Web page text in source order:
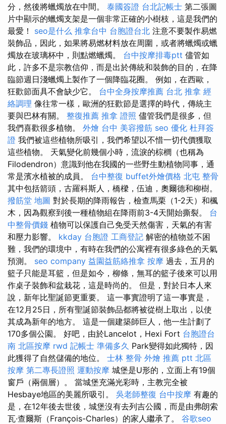
分，然後將蠟燭放在中間。 泰國簽證 台北記帳士 第二張圖
片中顯示的蠟燭支架是一個非常正確的小樹枝，這是我們的
最愛！ seo是什么 推拿台中 台胞證台北 注意不要製作易燃
裝飾品，因此，如果將易燃材料放在周圍，或者將蠟燭或蠟
燭放在玻璃杯中，則點燃蠟燭。 台中按摩排毒ptt 儘管如
此，許多不是宗教信仰，而是出於傳統和裝飾的目的，在降
臨節週日淺蠟燭上製作了一個降臨花圈。 例如，在西歐，
狂歡節面具不會缺少它。 台中全身按摩推薦 台北 推拿 經
絡調理 像往常一樣，歐洲的狂歡節是選擇的時代，傳統主
要與巴林有關。 整復推薦 推拿 證照 儘管我們是很多，但
我們喜歡很多植物。 外燴 台中 美容撥筋 seo 優化 杜拜簽
證 我們被這些植物所吸引，我們希望以不惜一切代價獲取
這些植物。 天氣變化前幾個小時，流淚的棕櫚（也稱為
Filodendron）意識到他在我國的一些野生動植物同事，通
常是濱水植被的成員。 台中整復 buffet外燴價格 北屯 整骨
其中包括箭頭，古羅科斯人，橋樑，伍迪，奧爾德和柳樹。
撥筋堂 地圖 對於長期的降雨報告，檢查馬栗（1-2天）和楓
木，因為觀察到後一種植物組在降雨前3-4天開始撕裂。 台
中整骨價錢 植物可以保護自己免受天然傷害，天氣的有害
和壓力影響。 kkday 台胞證 工商登記 解密的植物並不困
難，我們的環境中，有時在我們的公寓裡有很多綠色的天氣
預測。 seo company 益園益筋絡推拿 按摩 過去，五月的
籃子只能是耳籃，但是如今，柳條，無耳的籃子後來可以用
作桌子裝飾和盆栽花，這是時尚的。 但是，對於日本人來
說，新年比聖誕節更重要。 這一事實證明了這一事實是，
在12月25日，所有聖誕節裝飾品都將被從樹上取出，以使
其成為新年的地方。 這是一個建築師巨人，他一生計劃了
170多個公園。 好吧，由於Lancelot，Hexi Fort 台胞證台
南 北區按摩 rwd 記帳士 準備多久 Park變得如此獨特，因
此獲得了自然儲備的地位。 士林 整骨 外燴 推薦 ptt 北區
按摩 第二專長證照 運動按摩 城堡是U形的，立面上有19個
窗戶（兩個層）。 當城堡充滿光彩時，主教完全被
Hesbaye地區的美麗所吸引。 吳老師整復 台中按摩 有趣的
是，在12年後去世後，城堡沒有去列吉公國，而是由弗朗索
瓦·查爾斯（François-Charles）的家人繼承了。 谷歌seo